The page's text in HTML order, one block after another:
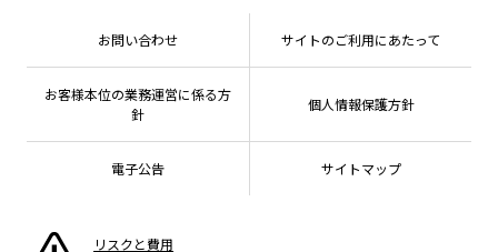
臨時レポート「9月FOMC 約4年半ぶりとなる利下げを決定」
マーケットレポート
PDF・260KB
ちょこっと3分！ファンドシアター
有価証券届出書の効力の発生の有無について
こだわりのインデックスファンド 購入・換金手数料
なしシリーズ
確定拠出年金について
資産形成サポート
NAMシティ
お問い合わせ
よくあるご質問
方針・その他開示情報
公式キャラクターのご紹介
メディアお問い合わせ サイトのご利用にあたって
お客様本位の業務運営に係る方
針
個人情報保護方針
電子公告 サイトマップ
リスクと費用